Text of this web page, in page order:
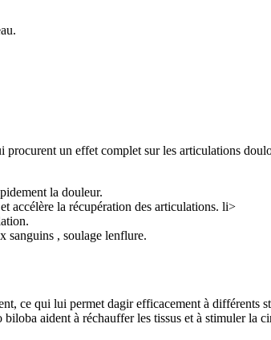
un effet complet sur les articulations
la douleur.
accélère la récupération des articulations. li>
sanguins , soulage lenflure.
ce qui lui permet dagir efficacement à
aident à réchauffer les tissus et à stimuler